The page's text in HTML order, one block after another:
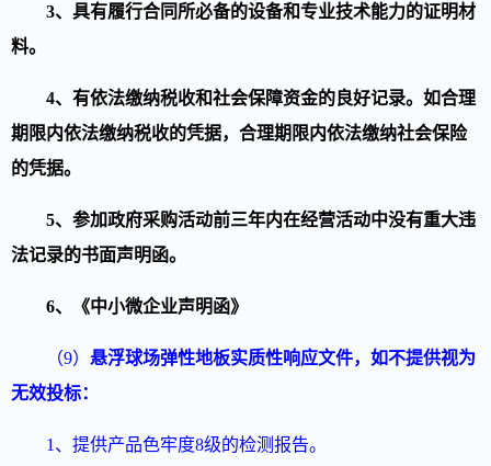
3、 具有履行合同所必备的设备和专业技术能力的证明材
料。
4、 有依法缴纳税收和社会保障资金的良好记录。如合理
期限内依法缴纳税收的凭据，合理期限内依法缴纳社会保险
的凭据。
5、 参加政府采购活动前三年内在经营活动中没有重大违
法记录的书面声明函。
6、 《中小微企业声明函》
（9） 悬浮球场弹性地板实质性响应文件，如不提供视为
无效投标：
1、提供产品色牢度8级的检测报告。